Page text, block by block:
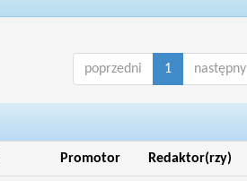
poprzedni 1 następny
Promotor Redaktor(rzy)